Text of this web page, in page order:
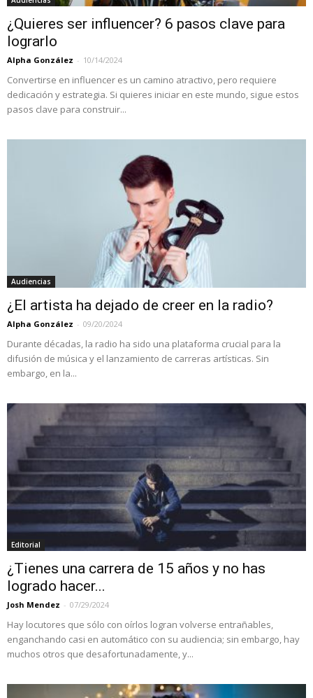
¿Quieres ser influencer? 6 pasos clave para
lograrlo
Alpha González - 10/14/2024
Convertirse en influencer es un camino atractivo, pero requiere
dedicación y estrategia. Si quieres iniciar en este mundo, sigue estos
pasos clave para construir...
Audiencias
¿El artista ha dejado de creer en la radio?
Alpha González - 09/20/2024
Durante décadas, la radio ha sido una plataforma crucial para la
difusión de música y el lanzamiento de carreras artísticas. Sin
embargo, en la...
Editorial
¿Tienes una carrera de 15 años y no has
logrado hacer...
Josh Mendez - 07/29/2024
Hay locutores que sólo con oírlos logran volverse entrañables,
enganchando casi en automático con su audiencia; sin embargo, hay
muchos otros que desafortunadamente, y...